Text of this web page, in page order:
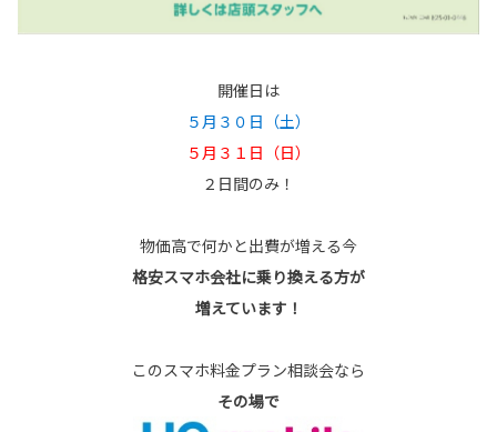
開催日は
５月３０日（土）
５月３１日（日）
２日間のみ！
物価高で何かと出費が増える今
格安スマホ会社に乗り換える方が
増えています！
このスマホ料金プラン相談会なら
その場で